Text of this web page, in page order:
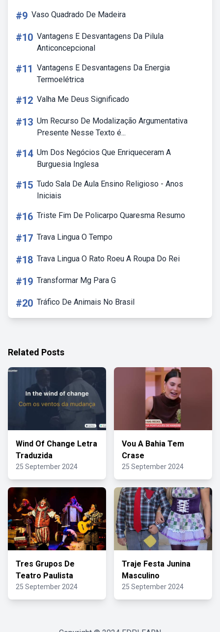
#9 Vaso Quadrado De Madeira
#10 Vantagens E Desvantagens Da Pilula
Anticoncepcional
#11 Vantagens E Desvantagens Da Energia
Termoelétrica
#12 Valha Me Deus Significado
#13 Um Recurso De Modalização Argumentativa
Presente Nesse Texto é...
#14 Um Dos Negócios Que Enriqueceram A
Burguesia Inglesa
#15 Tudo Sala De Aula Ensino Religioso - Anos
Iniciais
#16 Triste Fim De Policarpo Quaresma Resumo
#17 Trava Lingua O Tempo
#18 Trava Lingua O Rato Roeu A Roupa Do Rei
#19 Transformar Mg Para G
#20 Tráfico De Animais No Brasil
Related Posts
Wind Of Change Letra
Traduzida
25 September 2024
Vou A Bahia Tem
Crase
25 September 2024
Tres Grupos De
Teatro Paulista
25 September 2024
Traje Festa Junina
Masculino
25 September 2024